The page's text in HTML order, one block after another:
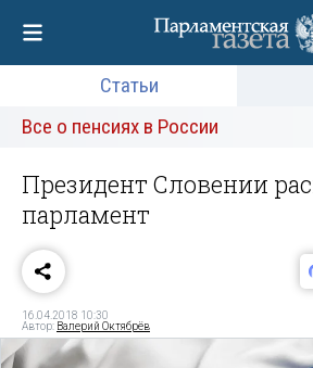
Статьи
Все о пенсиях в России
Президент Словении
парламент
16.04.2018 10:30
Автор: Валерий Октябрёв